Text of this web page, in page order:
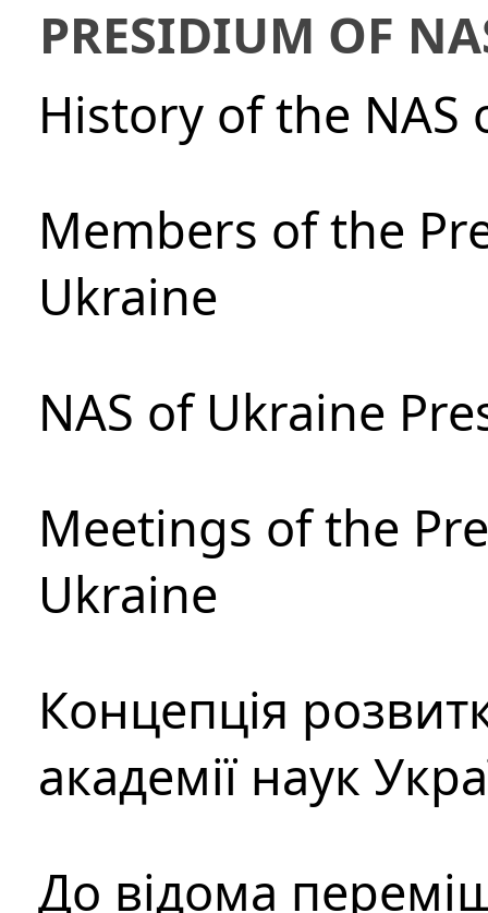
PRESIDIUM OF
History of the NAS
Members of the
Ukraine
NAS of Ukraine
Meetings of the
Ukraine
Концепція
академії наук
До відома